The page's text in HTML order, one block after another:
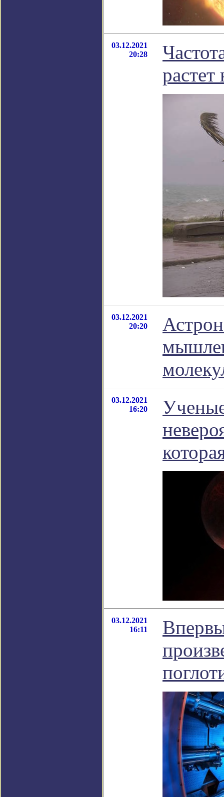
03.12.2021
20:28
03.12.2021
20:20
03.12.2021
16:20
03.12.2021
16:11